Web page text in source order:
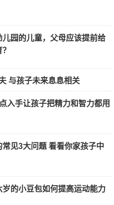
儿园的儿童，父母应该提前给
与孩子未来息息相关
入手让孩子把精力和智力都用
见3大问题 看看你家孩子中
的小豆包如何提高运动能力